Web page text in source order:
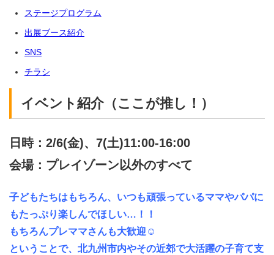
ステージプログラム
出展ブース紹介
SNS
チラシ
イベント紹介（ここが推し！）
日時：2/6(金)、7(土)11:00-16:00
会場：プレイゾーン以外のすべて
子どもたちはもちろん、いつも頑張っているママやパパに
もたっぷり楽しんでほしい…！！
もちろんプレママさんも大歓迎☺
ということで、北九州市内やその近郊で大活躍の子育て支